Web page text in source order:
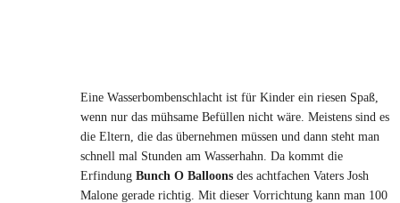
Eine Wasserbombenschlacht ist für Kinder ein riesen Spaß,
wenn nur das mühsame Befüllen nicht wäre. Meistens sind es
die Eltern, die das übernehmen müssen und dann steht man
schnell mal Stunden am Wasserhahn. Da kommt die
Erfindung Bunch O Balloons des achtfachen Vaters Josh
Malone gerade richtig. Mit dieser Vorrichtung kann man 100